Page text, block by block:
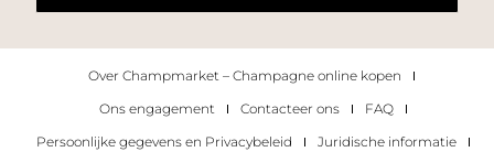
Over Champmarket – Champagne online kopen
Ons engagement
Contacteer ons
FAQ
Persoonlijke gegevens en Privacybeleid
Juridische informatie